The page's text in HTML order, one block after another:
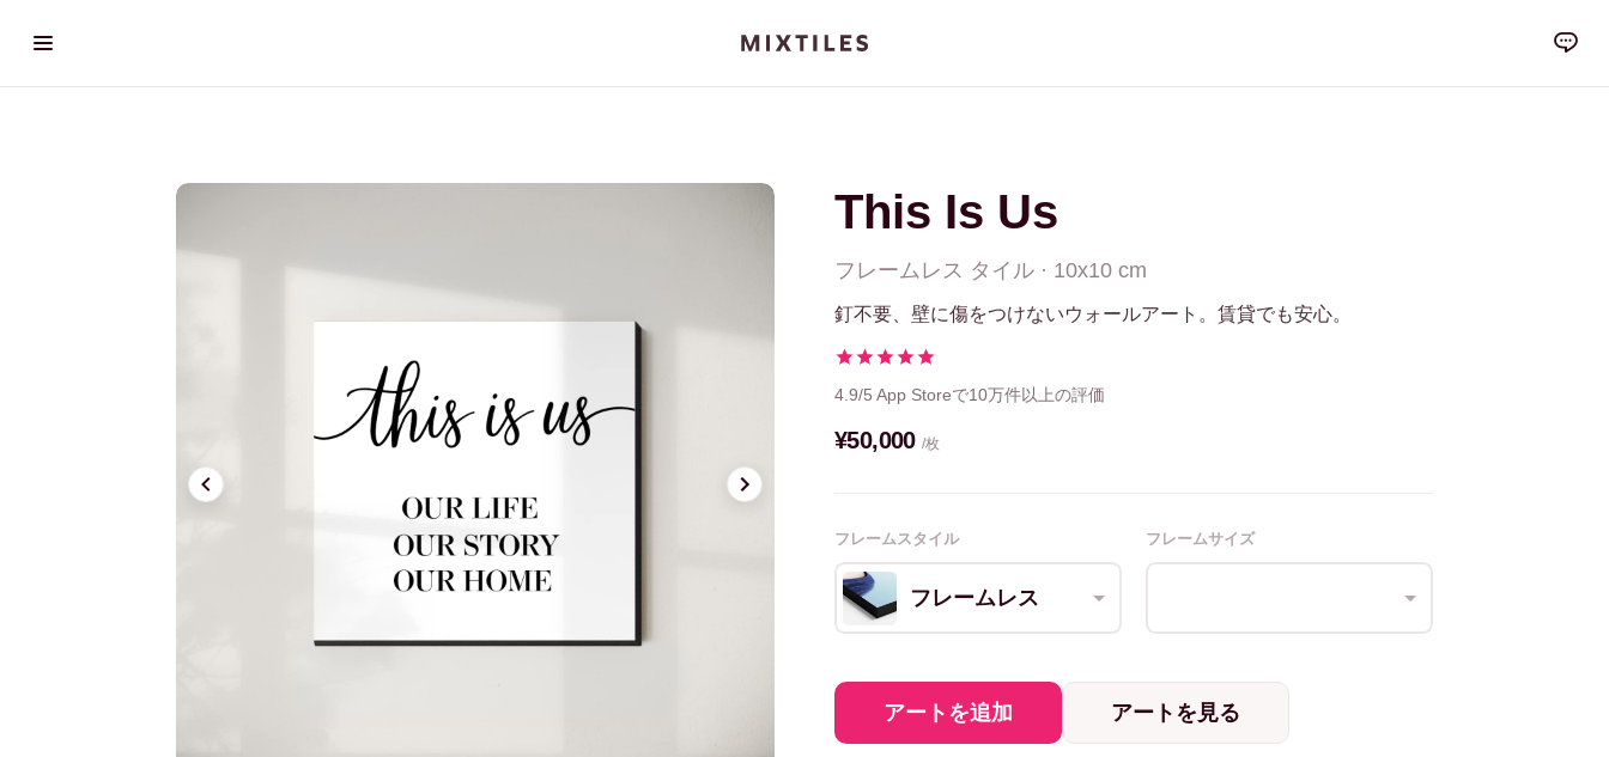
This Is Us
フレームレス タイル · 10x10 cm
釘不要、壁に傷をつけないウォールアート。賃貸でも安心。
4.9/5 App Storeで10万件以上の評価
¥50,000 /枚
フレームスタイル フレームサイズ
フレームレス
アートを追加 アートを見る